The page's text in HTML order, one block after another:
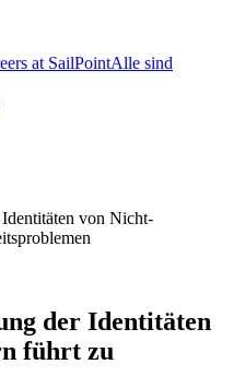
at SailPointAlle sind
von Nicht-
der Identitäten
führt zu